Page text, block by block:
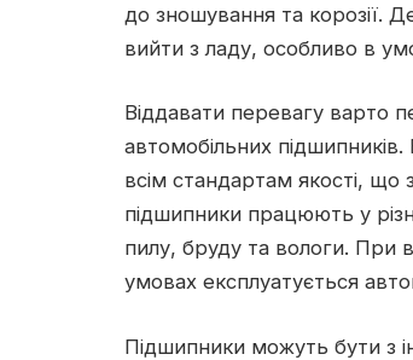
до зношування та корозії.
вийти з ладу, особливо в
Віддавати перевагу варто
автомобільних підшипників.
всім стандартам якості, що
підшипники працюють у
пилу, бруду та вологи. При
умовах експлуатується
Підшипники можуть бути з